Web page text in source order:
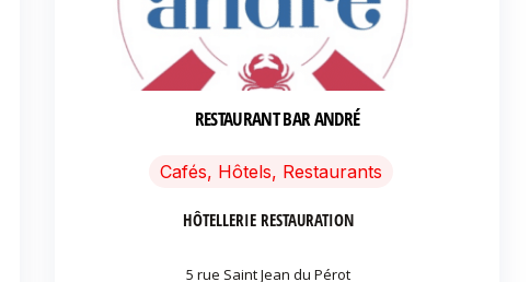
RESTAURANT BAR ANDRÉ
Cafés, Hôtels, Restaurants
HÔTELLERIE RESTAURATION
5 rue Saint Jean du Pérot